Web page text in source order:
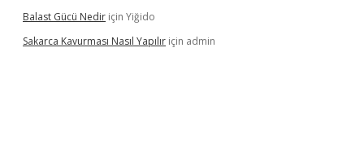
Balast Gücü Nedir için Yiğido
Sakarca Kavurması Nasıl Yapılır için admin